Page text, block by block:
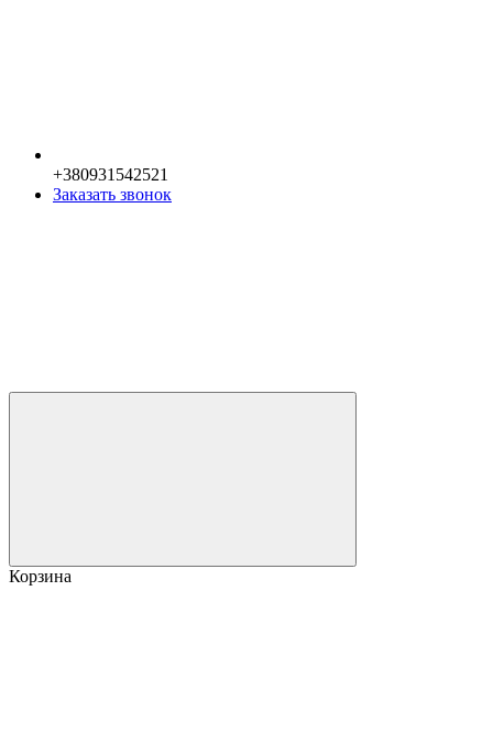
+380931542521
Заказать звонок
Корзина